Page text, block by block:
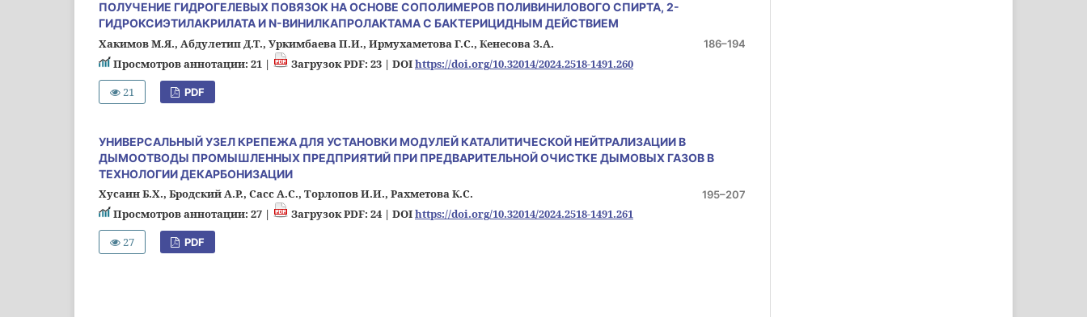
ПОЛУЧЕНИЕ ГИДРОГЕЛЕВЫХ ПОВЯЗОК НА ОСНОВЕ СОПОЛИМЕРОВ ПОЛИВИНИЛОВОГО СПИРТА, 2-
ГИДРОКСИЭТИЛАКРИЛАТА И N-ВИНИЛКАПРОЛАКТАМА С БАКТЕРИЦИДНЫМ ДЕЙСТВИЕМ
Хакимов М.Я., Абдулетип Д.Т., Уркимбаева П.И., Ирмухаметова Г.С., Кенесова З.А. 186–194
Просмотров аннотации: 21 | Загрузок PDF: 23 | DOIhttps://doi.org/10.32014/2024.2518-1491.260
21
PDF
УНИВЕРСАЛЬНЫЙ УЗЕЛ КРЕПЕЖА ДЛЯ УСТАНОВКИ МОДУЛЕЙ КАТАЛИТИЧЕСКОЙ НЕЙТРАЛИЗАЦИИ В
ДЫМООТВОДЫ ПРОМЫШЛЕННЫХ ПРЕДПРИЯТИЙ ПРИ ПРЕДВАРИТЕЛЬНОЙ ОЧИСТКЕ ДЫМОВЫХ ГАЗОВ В
ТЕХНОЛОГИИ ДЕКАРБОНИЗАЦИИ
Хусаин Б.Х., Бродский А.Р., Сасс А.С., Торлопов И.И., Рахметова К.С. 195–207
Просмотров аннотации: 27 | Загрузок PDF: 24 | DOIhttps://doi.org/10.32014/2024.2518-1491.261
27
PDF